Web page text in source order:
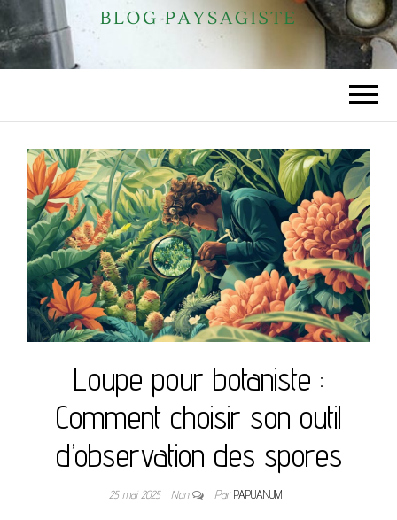
PAPUANUM
Blog paysagiste
Loupe pour botaniste :
Comment choisir son outil
d’observation des spores
25 mai 2025 Non ParPAPUANUM